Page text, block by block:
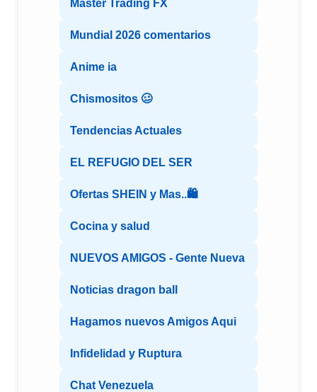
Master Trading FX
Mundial 2026 comentarios
Anime ia
Chismositos 🥴
Tendencias Actuales
EL REFUGIO DEL SER
Ofertas SHEIN y Mas..🛍️
Cocina y salud
NUEVOS AMIGOS - Gente Nueva
Noticias dragon ball
Hagamos nuevos Amigos Aqui
Infidelidad y Ruptura
Chat Venezuela